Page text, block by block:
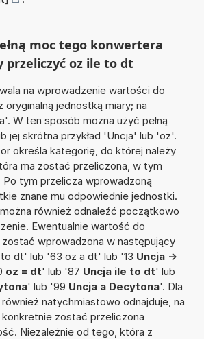
moc tego konwertera
przeliczyć oz ile to dt
na wprowadzenie wartości do
oryginalną jednostką miary; na
W ten sposób można użyć pełną
jej skrótna przykład 'Uncja' lub 'oz'.
określa kategorię, do której należy
ma zostać przeliczona, w tym
tym przelicza wprowadzoną
znane mu odpowiednie jednostki.
również odnaleźć początkowo
Ewentualnie wartość do
wprowadzona w następujący
dt' lub '63 oz a dt' lub '13 Uncja ->
oz = dt' lub '87 Uncja ile to dt' lub
' lub '99 Uncja a Decytona'. Dla
natychmiastowo odnajduje, na
zostać przeliczona
Niezależnie od tego, która z